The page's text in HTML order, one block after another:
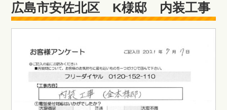
広島市安佐北区 K様邸 内装工事